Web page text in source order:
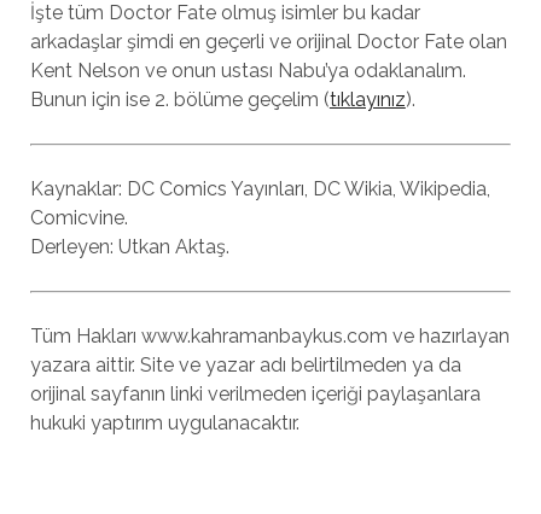
İşte tüm Doctor Fate olmuş isimler bu kadar
arkadaşlar şimdi en geçerli ve orijinal Doctor Fate olan
Kent Nelson ve onun ustası Nabu’ya odaklanalım.
Bunun için ise 2. bölüme geçelim (tıklayınız).
Kaynaklar: DC Comics Yayınları, DC Wikia, Wikipedia,
Comicvine.
Derleyen: Utkan Aktaş.
Tüm Hakları www.kahramanbaykus.com ve hazırlayan
yazara aittir. Site ve yazar adı belirtilmeden ya da
orijinal sayfanın linki verilmeden içeriği paylaşanlara
hukuki yaptırım uygulanacaktır.